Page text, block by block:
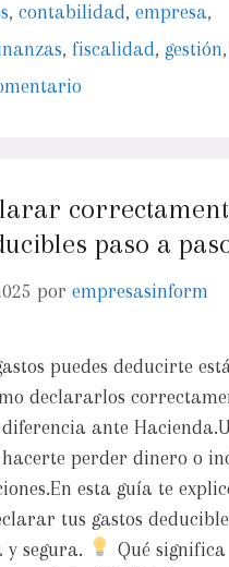
,contabilidad,empresa,
, fiscalidad, gestión,
paso a
por empresasinform
puedes deducirte
declararlos
ante
hacerte perder dinero o
esta guía te
tus gastos
segura.
Qué significa